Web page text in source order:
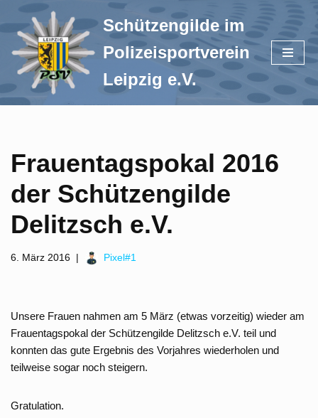
Zum
Inhalt
springen
Schützengilde im
Polizeisportverein
Leipzig e.V.
Frauentagspokal 2016
der Schützengilde
Delitzsch e.V.
6. März 2016 Pixel#1
Unsere Frauen nahmen am 5 März (etwas vorzeitig) wieder am
Frauentagspokal der Schützengilde Delitzsch e.V. teil und
konnten das gute Ergebnis des Vorjahres wiederholen und
teilweise sogar noch steigern.
Gratulation.